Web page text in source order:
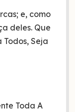
e, como
deles. Que
Todos, Seja
Toda A